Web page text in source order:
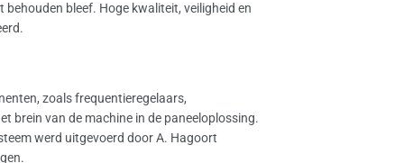
bleef. Hoge kwaliteit, veiligheid en
zoals frequentieregelaars,
brein van de machine in de paneeloplossing.
werd uitgevoerd door A. Hagoort